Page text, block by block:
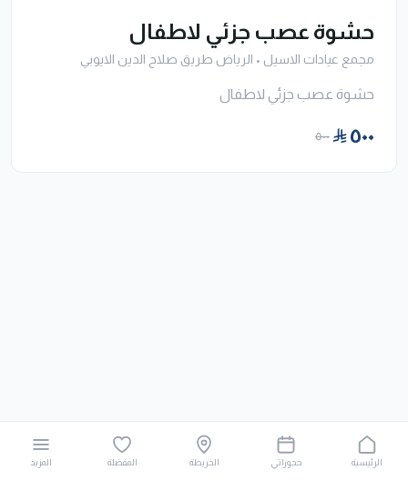
حشوة عصب جزئي لاطفال
مجمع عيادات الاسيل • الرياض طريق صلاح الدين الايوبي
حشوة عصب جزئي لاطفال
٥٠٠ ٥٠٠
الرئيسية حجوزاتي الخريطة المفضلة المزيد